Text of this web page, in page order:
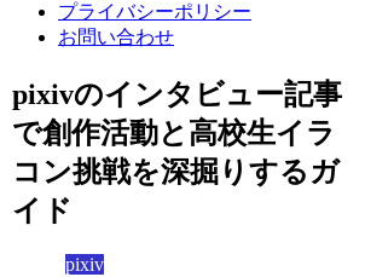
プライバシーポリシー
お問い合わせ
pixivのインタビュー記事
で創作活動と高校生イラ
コン挑戦を深掘りするガ
イド
pixiv